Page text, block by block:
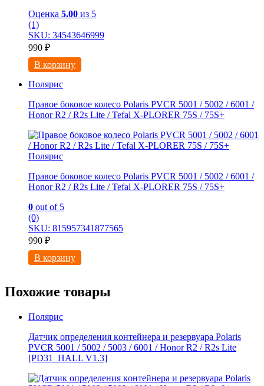
Оценка 5.00 из 5
(1)
SKU: 34543646999
990 ₽
В корзину
Полярис
Правое боковое колесо Polaris PVCR 5001 / 5002 / 6001 /
Honor R2 / R2s Litе / Tefal X-PLORER 75S / 75S+
Полярис
Правое боковое колесо Polaris PVCR 5001 / 5002 / 6001 /
Honor R2 / R2s Litе / Tefal X-PLORER 75S / 75S+
0 out of 5
(0)
SKU: 815957341877565
990 ₽
В корзину
Похожие товары
Полярис
Датчик определения кoнтейнеpа и резервуаpа Polaris
PVCR 5001 / 5002 / 5003 / 6001 / Honor R2 / R2s Lite
[РD31_HALL V1.3]